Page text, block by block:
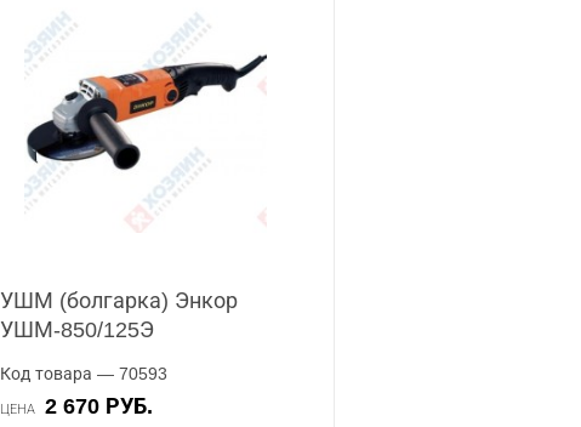
УШМ (болгарка) Энкор
УШМ-850/125Э
Код товара — 70593
ЦЕНА 2 670 РУБ.